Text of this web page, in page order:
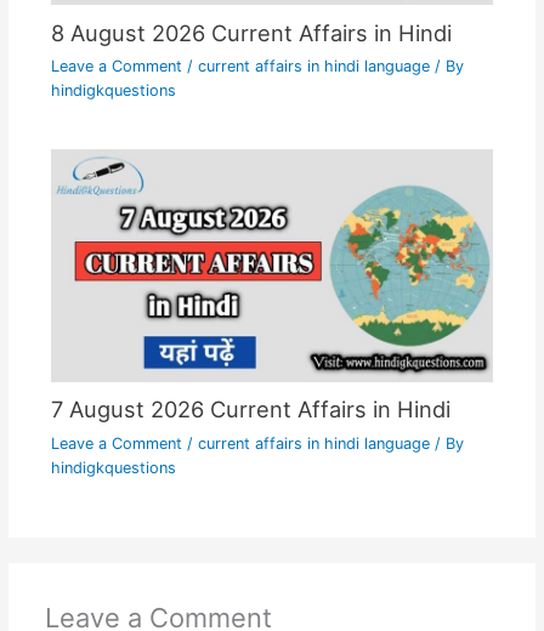
8 August 2026 Current Affairs in Hindi
Leave a Comment / current affairs in hindi language/ By
hindigkquestions
7 August 2026 Current Affairs in Hindi
Leave a Comment / current affairs in hindi language/ By
hindigkquestions
Leave a Comment